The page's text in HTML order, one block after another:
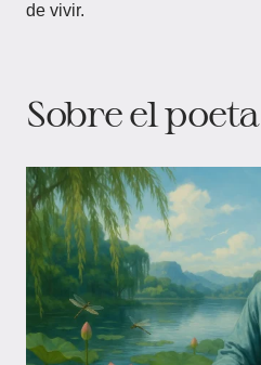
de vivir.
Sobre el poeta​